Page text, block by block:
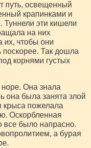
путь, освещенный
крапинками и
Туннели эти кишели
на них
их, чтобы они
поскорее. Так дошла
корнями густых
норе. Она знала
она была занята злой
крыса пожелала
Оскорбленная
все было напрасно.
а бурая